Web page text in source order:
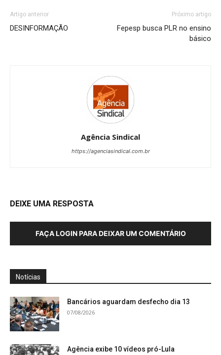
Artigo anterior
DESINFORMAÇÃO
Próximo artigo
Fepesp busca PLR no ensino
básico
Agência Sindical
https://agenciasindical.com.br
DEIXE UMA RESPOSTA
FAÇA LOGIN PARA DEIXAR UM COMENTÁRIO
Notícias
Bancários aguardam desfecho dia 13
07/08/2026
Agência exibe 10 vídeos pró-Lula